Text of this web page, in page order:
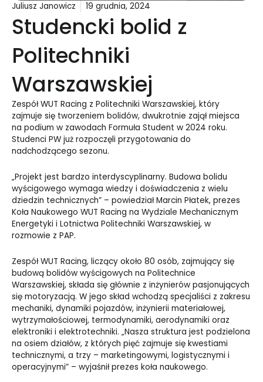
Juliusz Janowicz 19 grudnia, 2024
Studencki bolid z
Politechniki
Warszawskiej
Zespół WUT Racing z Politechniki Warszawskiej, który
zajmuje się tworzeniem bolidów, dwukrotnie zajął miejsca
na podium w zawodach Formuła Student w 2024 roku.
Studenci PW już rozpoczęli przygotowania do
nadchodzącego sezonu.
„Projekt jest bardzo interdyscyplinarny. Budowa bolidu
wyścigowego wymaga wiedzy i doświadczenia z wielu
dziedzin technicznych” – powiedział Marcin Płatek, prezes
Koła Naukowego WUT Racing na Wydziale Mechanicznym
Energetyki i Lotnictwa Politechniki Warszawskiej, w
rozmowie z PAP.
Zespół WUT Racing, liczący około 80 osób, zajmujący się
budową bolidów wyścigowych na Politechnice
Warszawskiej, składa się głównie z inżynierów pasjonujących
się motoryzacją. W jego skład wchodzą specjaliści z zakresu
mechaniki, dynamiki pojazdów, inżynierii materiałowej,
wytrzymałościowej, termodynamiki, aerodynamiki oraz
elektroniki i elektrotechniki. „Nasza struktura jest podzielona
na osiem działów, z których pięć zajmuje się kwestiami
technicznymi, a trzy – marketingowymi, logistycznymi i
operacyjnymi” – wyjaśnił prezes koła naukowego.